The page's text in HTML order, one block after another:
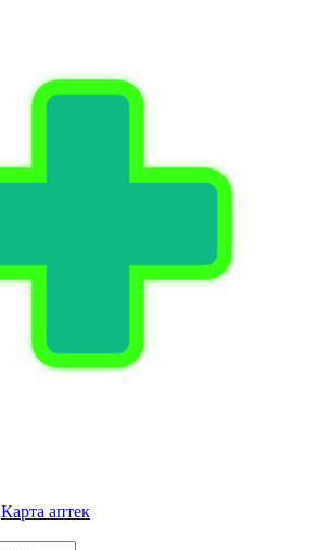
Карта аптек